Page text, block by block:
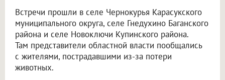
Встречи прошли в селе Чернокурья Карасукского
муниципального округа, селе Гнедухино Баганского
района и селе Новоключи Купинского района.
Там представители областной власти пообщались
с жителями, пострадавшими из-за потери
животных.